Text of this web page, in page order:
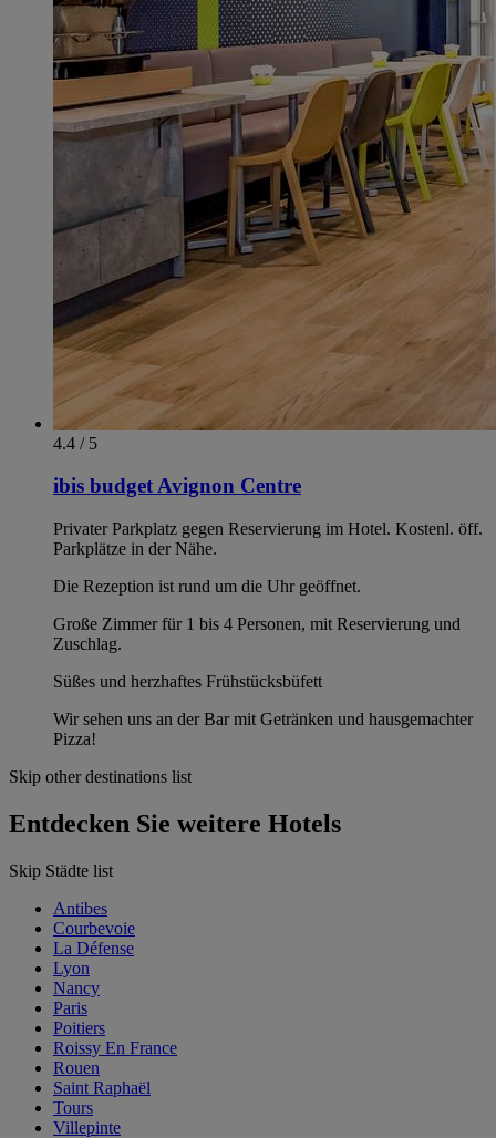
4.4 / 5
ibis budget Avignon Centre
Privater Parkplatz gegen Reservierung im Hotel. Kostenl. öff.
Parkplätze in der Nähe.
Die Rezeption ist rund um die Uhr geöffnet.
Große Zimmer für 1 bis 4 Personen, mit Reservierung und
Zuschlag.
Süßes und herzhaftes Frühstücksbüfett
Wir sehen uns an der Bar mit Getränken und hausgemachter
Pizza!
Skip other destinations list
Entdecken Sie weitere Hotels
Skip Städte list
Antibes
Courbevoie
La Défense
Lyon
Nancy
Paris
Poitiers
Roissy En France
Rouen
Saint Raphaël
Tours
Villepinte